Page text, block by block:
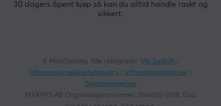
30 dagers åpent kjøp så kan du alltid handle raskt og
sikkert.
© MaxGaming. Alle rettigheter. Vår bedrift
Informasjonssikkerhetspolicy
Informasjonskapsler
Salgsbetingelser
MAXFPS AB Organisasjonsnummer: 556665-1708. God